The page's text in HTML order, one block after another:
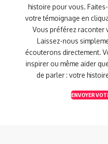
histoire pour vous.
votre témoignage en
Vous préférez raconter
Laissez-nous
écouterons directement.
inspirer ou même aider
de parler : votre
ENVOYER